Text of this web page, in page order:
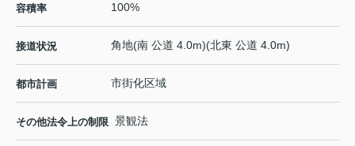
容積率 100%
接道状況 角地(南 公道 4.0m)(北東 公道 4.0m)
都市計画 市街化区域
その他法令上の制限 景観法